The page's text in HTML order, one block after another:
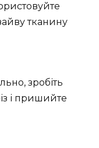
тканину
зробіть
і пришийте